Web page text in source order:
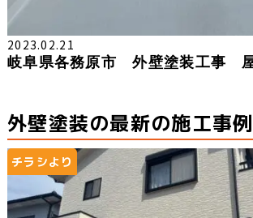
2023.02.21
岐阜県各務原市 外壁塗装工事
外壁塗装の最新の施工事例
チラシより